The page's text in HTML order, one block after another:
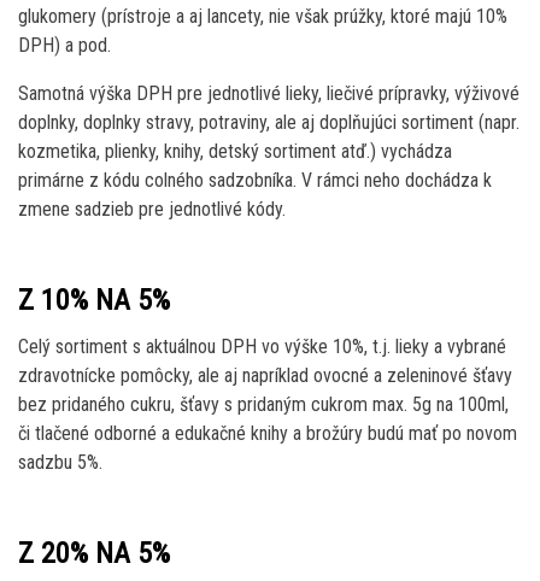
glukomery (prístroje a aj lancety, nie však prúžky, ktoré majú 10%
DPH) a pod.
Samotná výška DPH pre jednotlivé lieky, liečivé prípravky, výživové
doplnky, doplnky stravy, potraviny, ale aj doplňujúci sortiment (napr.
kozmetika, plienky, knihy, detský sortiment atď.) vychádza
primárne z kódu colného sadzobníka. V rámci neho dochádza k
zmene sadzieb pre jednotlivé kódy.
Z 10% NA 5%
Celý sortiment s aktuálnou DPH vo výške 10%, t.j. lieky a vybrané
zdravotnícke pomôcky, ale aj napríklad ovocné a zeleninové šťavy
bez pridaného cukru, šťavy s pridaným cukrom max. 5g na 100ml,
či tlačené odborné a edukačné knihy a brožúry budú mať po novom
sadzbu 5%.
Z 20% NA 5%